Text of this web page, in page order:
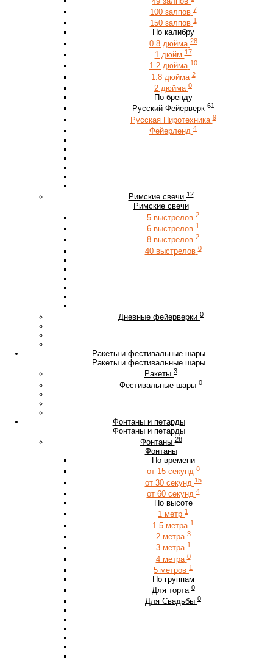
100 залпов 7
150 залпов 1
По калибру
0.8 дюйма 28
1 дюйм 17
1.2 дюйма 10
1.8 дюйма 2
2 дюйма 0
По бренду
Русский Фейерверк 61
Русская Пиротехника 9
Фейерленд 4
Римские свечи 12
Римские свечи
5 выстрелов 2
6 выстрелов 1
8 выстрелов 2
40 выстрелов 0
Дневные фейерверки 0
Ракеты и фестивальные шары
Ракеты и фестивальные шары
Ракеты 3
Фестивальные шары 0
Фонтаны и петарды
Фонтаны и петарды
Фонтаны 28
Фонтаны
По времени
от 15 секунд 8
от 30 секунд 15
от 60 секунд 4
По высоте
1 метр 1
1.5 метра 1
2 метра 3
3 метра 1
4 метра 0
5 метров 1
По группам
Для торта 0
Для Свадьбы 0